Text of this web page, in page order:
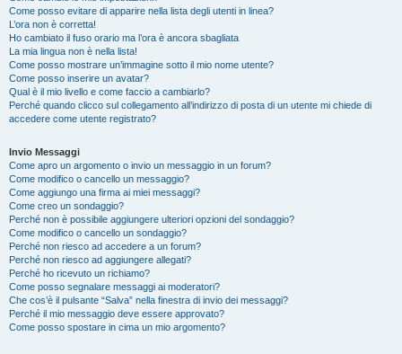
Come posso evitare di apparire nella lista degli utenti in linea?
L’ora non è corretta!
Ho cambiato il fuso orario ma l’ora è ancora sbagliata
La mia lingua non è nella lista!
Come posso mostrare un’immagine sotto il mio nome utente?
Come posso inserire un avatar?
Qual è il mio livello e come faccio a cambiarlo?
Perché quando clicco sul collegamento all’indirizzo di posta di un utente mi chiede di
accedere come utente registrato?
Invio Messaggi
Come apro un argomento o invio un messaggio in un forum?
Come modifico o cancello un messaggio?
Come aggiungo una firma ai miei messaggi?
Come creo un sondaggio?
Perché non è possibile aggiungere ulteriori opzioni del sondaggio?
Come modifico o cancello un sondaggio?
Perché non riesco ad accedere a un forum?
Perché non riesco ad aggiungere allegati?
Perché ho ricevuto un richiamo?
Come posso segnalare messaggi ai moderatori?
Che cos’è il pulsante “Salva” nella finestra di invio dei messaggi?
Perché il mio messaggio deve essere approvato?
Come posso spostare in cima un mio argomento?